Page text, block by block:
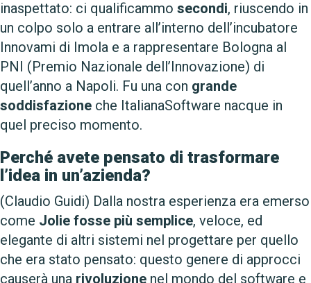
inaspettato: ci qualificammo secondi, riuscendo in
un colpo solo a entrare all’interno dell’incubatore
Innovami di Imola e a rappresentare Bologna al
PNI (Premio Nazionale dell’Innovazione) di
quell’anno a Napoli. Fu una con grande
soddisfazione che ItalianaSoftware nacque in
quel preciso momento.
Perché avete pensato di trasformare
l’idea in un’azienda?
(Claudio Guidi) Dalla nostra esperienza era emerso
come Jolie fosse più semplice, veloce, ed
elegante di altri sistemi nel progettare per quello
che era stato pensato: questo genere di approcci
causerà una rivoluzione nel mondo del software e